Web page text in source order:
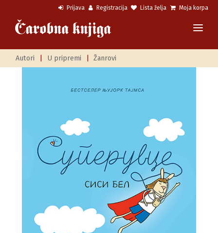
Prijava Registracija Lista želja Moja korpa
Autori U pripremi Žanrovi